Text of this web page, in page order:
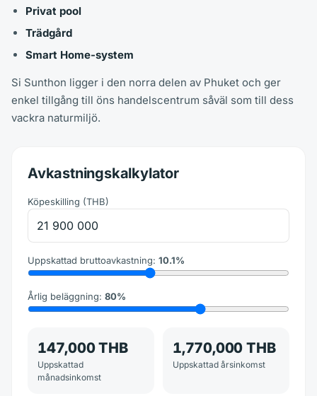
Privat pool
Trädgård
Smart Home-system
Si Sunthon ligger i den norra delen av Phuket och ger
enkel tillgång till öns handelscentrum såväl som till dess
vackra naturmiljö.
Avkastningskalkylator
Köpeskilling (THB)
Uppskattad bruttoavkastning: 10.1%
Årlig beläggning: 80%
147,000 THB
Uppskattad
månadsinkomst
1,770,000 THB
Uppskattad årsinkomst